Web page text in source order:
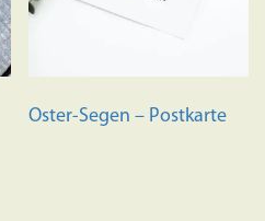
Oster-Segen – Postkarte